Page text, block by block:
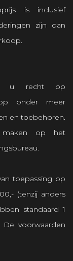
is inclusief
zijn dan
u recht op
op onder meer
en toebehoren.
maken op het
toepassing op
(tenzij anders
standaard 1
De voorwaarden